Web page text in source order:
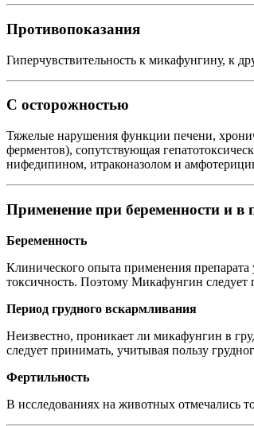
Противопоказания
Гиперчувствительность к микафунгину, к
С осторожностью
Тяжелые нарушения функции печени,
ферментов), сопутствующая
нифедипином, итраконазолом и
Применение при беременности и в
Беременность
Клинического опыта применения
токсичность. Поэтому Микафунгин следует
Период грудного вскармливания
Неизвестно, проникает ли микафунгин в
следует принимать, учитывая пользу
Фертильность
В исследованиях на животных отмечались